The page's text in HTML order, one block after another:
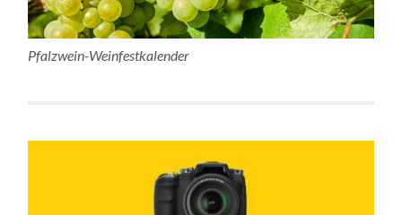
Pfalzwein-Weinfestkalender